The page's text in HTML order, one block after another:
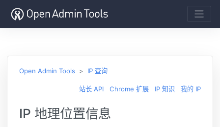
Open Admin Tools IP 查询
站长 API Chrome 扩展 IP 知识 我的 IP
IP 地理位置信息